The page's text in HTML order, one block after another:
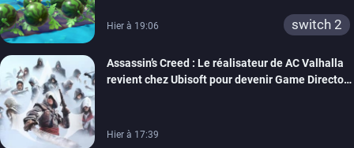
Hier à 19:06 switch 2
Assassin’s Creed : Le réalisateur de AC Valhalla
revient chez Ubisoft pour devenir Game Director
Hier à 17:39